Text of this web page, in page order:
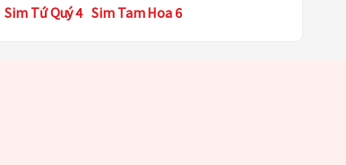
Sim Tứ Quý 4 Sim Tam Hoa 6